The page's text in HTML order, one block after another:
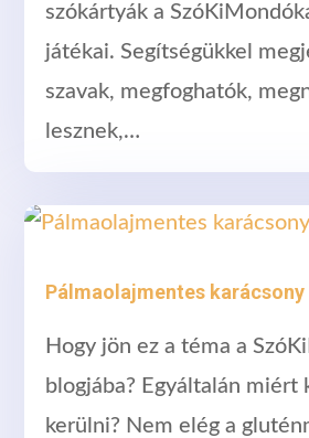
szókártyák a
játékai. Segítségükkel
szavak, megfoghatók,
lesznek,…
Pálmaolajmentes karácsony
Hogy jön ez a téma a
blogjába? Egyáltalán miért
kerülni? Nem elég a